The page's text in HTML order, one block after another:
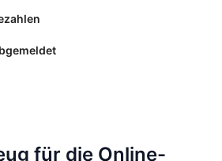
für die Online-